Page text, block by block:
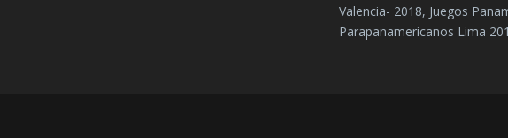
Valencia- 2018, Juegos
Parapanamericanos Lima